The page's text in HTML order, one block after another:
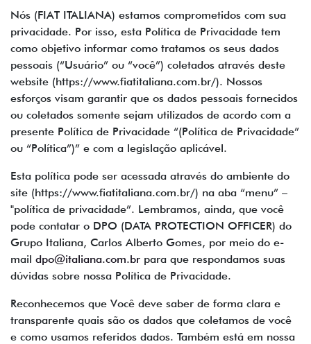
Nós (FIAT ITALIANA) estamos comprometidos com sua
privacidade. Por isso, esta Política de Privacidade tem
como objetivo informar como tratamos os seus dados
pessoais (“Usuário” ou “você”) coletados através deste
website (https://www.fiatitaliana.com.br/). Nossos
esforços visam garantir que os dados pessoais fornecidos
ou coletados somente sejam utilizados de acordo com a
presente Política de Privacidade “(Política de Privacidade”
ou “Política”)” e com a legislação aplicável.
Esta política pode ser acessada através do ambiente do
site (https://www.fiatitaliana.com.br/) na aba “menu” –
"política de privacidade”. Lembramos, ainda, que você
pode contatar o DPO (DATA PROTECTION OFFICER) do
Grupo Italiana, Carlos Alberto Gomes, por meio do e-
mail dpo@italiana.com.br para que respondamos suas
dúvidas sobre nossa Política de Privacidade.
Reconhecemos que Você deve saber de forma clara e
transparente quais são os dados que coletamos de você
e como usamos referidos dados. Também está em nossa